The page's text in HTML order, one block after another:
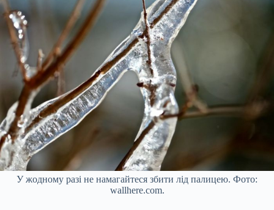
У жодному разі не намагайтеся збити лід палицею. Фото:
wallhere.com.